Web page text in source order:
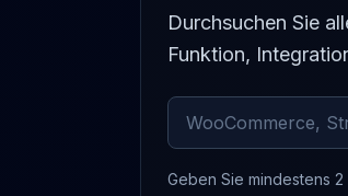
Durchsuchen Sie
Funktion,
Archivierte
Geben Sie mindestens